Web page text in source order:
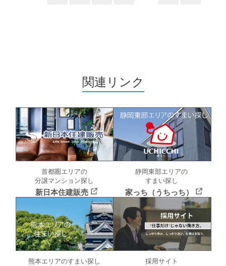
関連リンク
首都圏エリアの
分譲マンション探し
新日本住建販売
静岡東部エリアの
すまい探し
家っち（うちっち）
熊本エリアのすまい探し 採用サイト